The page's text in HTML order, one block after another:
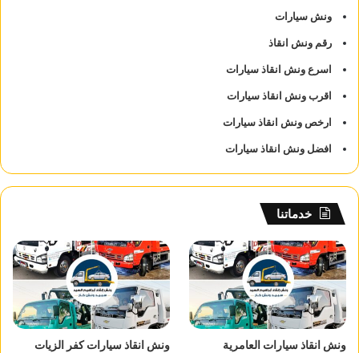
ونش سيارات
رقم ونش انقاذ
اسرع ونش انقاذ سيارات
اقرب ونش انقاذ سيارات
ارخص ونش انقاذ سيارات
افضل ونش انقاذ سيارات
خدماتنا
ونش انقاذ سيارات العامرية ونش انقاذ سيارات كفر الزيات